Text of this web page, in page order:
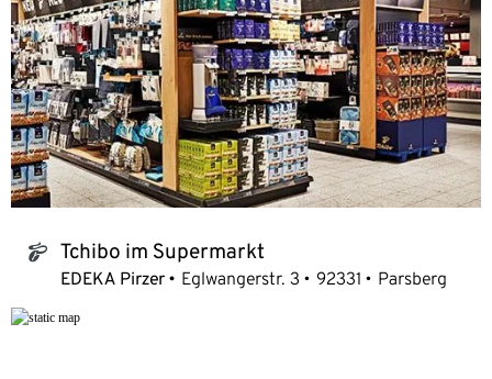
tchibo_logo Tchibo im Supermarkt
EDEKA Pirzer Eglwangerstr. 3 92331 Parsberg